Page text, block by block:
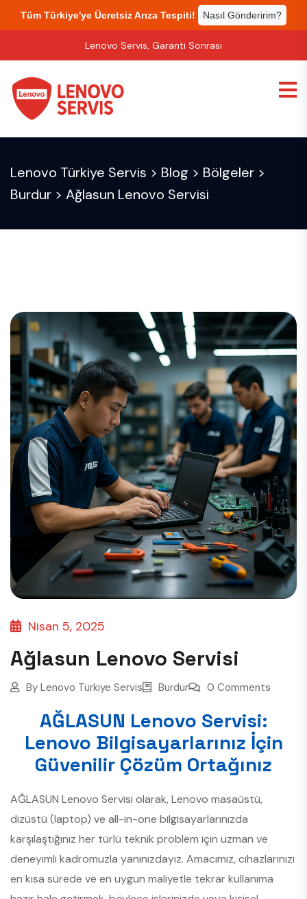
Tüm Türkiye'ye Ücretsiz Arıza Tespiti! Nasıl Gönderirim?
Lenovo Servis, Garanti Sonrası
Lenovo Türkiye Servis > Blog > Bölgeler >
Burdur > Ağlasun Lenovo Servisi
Nisan 5, 2025
Ağlasun Lenovo Servisi
By Lenovo Türkiye Servis Burdur 0 Comments
AĞLASUN Lenovo Servisi:
Lenovo Bilgisayarlarınız İçin
Güvenilir Çözüm Ortağınız
AĞLASUN Lenovo Servisi olarak, Lenovo masaüstü,
dizüstü (laptop) ve all-in-one bilgisayarlarınızda
karşılaştığınız her türlü teknik problem için uzman ve
deneyimli kadromuzla yanınızdayız. Amacımız, cihazlarınızı
en kısa sürede ve en uygun maliyetle tekrar kullanıma